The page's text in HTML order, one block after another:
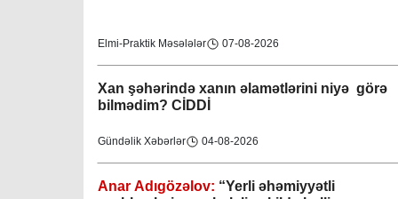
Elmi-Praktik Məsələlər 07-08-2026
Xan şəhərində xanın əlamətlərini niyə görə
bilmədim? CİDDİ
Gündəlik Xəbərlər 04-08-2026
Anar Adıgözəlov: “Yerli əhəmiyyətli